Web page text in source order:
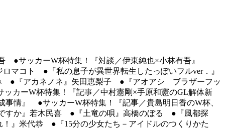
●サッカーW杯特集！『対談／伊東純也×小林有吾』
マコト ●『私の息子が異世界転生したっぽいフルver．』
●『アカネノネ』矢田恵梨子 ●『アオアシ ブラザーフッ
カーW杯特集！『記事／中村憲剛×手原和憲のGL解体新
情』 ●サッカーW杯特集！『記事／貴島明日香のW杯、
すか』若木民喜 ●『土竜の唄』高橋のぼる ●『風都探
』米代恭 ●『15分の少女たち－アイドルのつくりかた